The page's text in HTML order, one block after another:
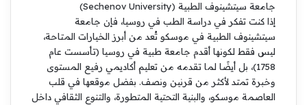
جامعة سيتشينوف الطبية (Sechenov University)
إذا كنت تفكر في دراسة الطب في روسيا، فإن جامعة
سيتشينوف الطبية في موسكو تُعد من أبرز الخيارات المتاحة،
ليس فقط لكونها أقدم جامعة طبية في روسيا (تأسست عام
1758)، بل أيضًا لما تقدمه من تعليم أكاديمي رفيع المستوى
وخبرة تمتد لأكثر من قرنين ونصف. بفضل موقعها في قلب
العاصمة موسكو، والبنية التحتية المتطورة، والتنوع الثقافي داخل